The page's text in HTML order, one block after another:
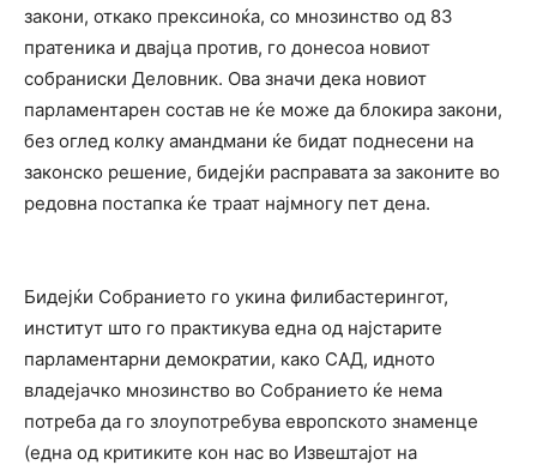
закони, откако прексиноќа, со мнозинство од 83
пратеника и двајца против, го донесоа новиот
собраниски Деловник. Ова значи дека новиот
парламентарен состав не ќе може да блокира закони,
без оглед колку амандмани ќе бидат поднесени на
законско решение, бидејќи расправата за законите во
редовна постапка ќе траат најмногу пет дена.
Бидејќи Собранието го укина филибастерингот,
институт што го практикува една од најстарите
парламентарни демократии, како САД, идното
владејачко мнозинство во Собранието ќе нема
потреба да го злоупотребува европското знаменце
(една од критиките кон нас во Извештајот на